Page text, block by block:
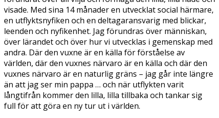
visade. Med sina 14 månader en utvecklat social härmare,
en utflyktsnyfiken och en deltagaransvarig med blickar,
leenden och nyfikenhet. Jag förundras över människan,
över lärandet och över hur vi utvecklas i gemenskap med
andra. Där den vuxne är en källa för förståelse av
världen, där den vuxnes närvaro är en källa och där den
vuxnes närvaro är en naturlig gräns – jag går inte längre
än att jag ser min pappa … och när utflykten varit
långtifrån kommer den lilla, lilla tillbaka och tankar sig
full för att göra en ny tur ut i världen.